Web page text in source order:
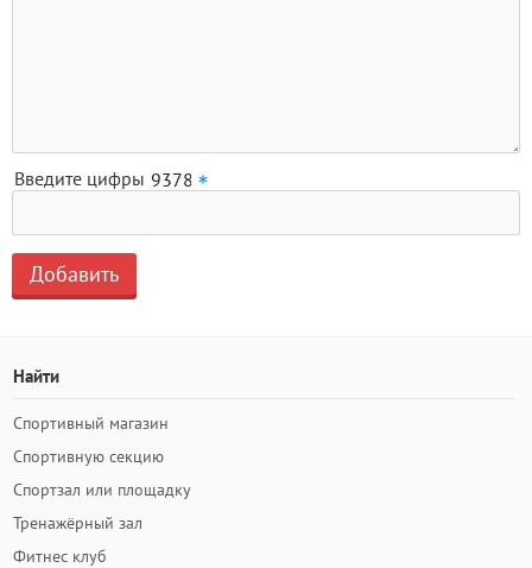
Введите цифры
Найти
Спортивный магазин
Спортивную секцию
Спортзал или площадку
Тренажёрный зал
Фитнес клуб